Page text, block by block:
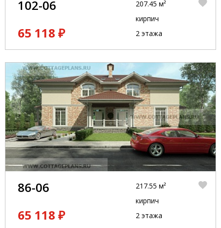
102-06
65 118 ₽
207.45 м²
кирпич
2 этажа
86-06
65 118 ₽
217.55 м²
кирпич
2 этажа